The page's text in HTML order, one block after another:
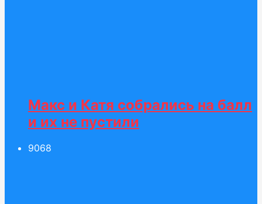
Макс и Катя собрались на балл
и их не пустили
9068